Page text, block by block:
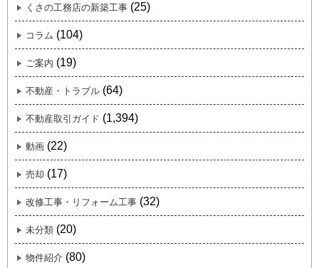
くさの工務店の新築工事 (25)
コラム (104)
ご案内 (19)
不動産・トラブル (64)
不動産取引ガイド (1,394)
動画 (22)
売却 (17)
改修工事・リフォーム工事 (32)
未分類 (20)
物件紹介 (80)